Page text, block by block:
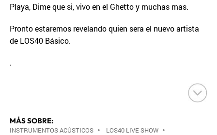
Playa, Dime que si, vivo en el Ghetto y muchas mas.
Pronto estaremos revelando quien sera el nuevo artista
de LOS40 Básico.
.
MÁS SOBRE:
INSTRUMENTOS ACÚSTICOS • LOS40 LIVE SHOW •